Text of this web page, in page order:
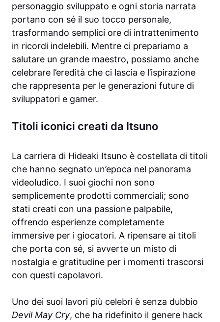
personaggio sviluppato e ogni storia narrata
portano con sé il suo tocco personale,
trasformando semplici ore di intrattenimento
in ricordi indelebili. Mentre ci prepariamo a
salutare un grande maestro, possiamo anche
celebrare l’eredità che ci lascia e l’ispirazione
che rappresenta per le generazioni future di
sviluppatori e gamer.
Titoli iconici creati da Itsuno
La carriera di Hideaki Itsuno è costellata di titoli
che hanno segnato un’epoca nel panorama
videoludico. I suoi giochi non sono
semplicemente prodotti commerciali; sono
stati creati con una passione palpabile,
offrendo esperienze completamente
immersive per i giocatori. A ripensare ai titoli
che porta con sé, si avverte un misto di
nostalgia e gratitudine per i momenti trascorsi
con questi capolavori.
Uno dei suoi lavori più celebri è senza dubbio
Devil May Cry, che ha ridefinito il genere hack